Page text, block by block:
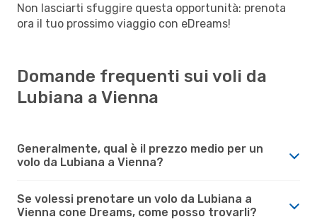
Non lasciarti sfuggire questa opportunità: prenota
ora il tuo prossimo viaggio con eDreams!
Domande frequenti sui voli da
Lubiana a Vienna
Generalmente, qual è il prezzo medio per un
volo da Lubiana a Vienna?
Se volessi prenotare un volo da Lubiana a
Vienna cone Dreams, come posso trovarli?